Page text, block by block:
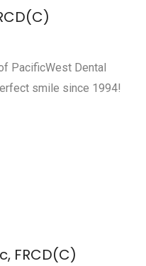
PacificWest Dental
smile since 1994!
FRCD(C)